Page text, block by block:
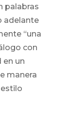
palabras
adelante
“una
con
en un
manera